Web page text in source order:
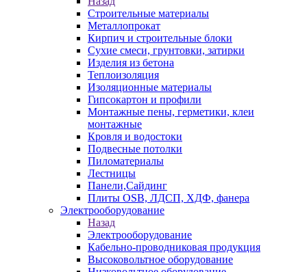
Строительные материалы
Металлопрокат
Кирпич и строительные блоки
Сухие смеси, грунтовки, затирки
Изделия из бетона
Теплоизоляция
Изоляционные материалы
Гипсокартон и профили
Монтажные пены, герметики, клеи
монтажные
Кровля и водостоки
Подвесные потолки
Пиломатериалы
Лестницы
Панели,Сайдинг
Плиты OSB, ЛДСП, ХДФ, фанера
Электрооборудование
Назад
Электрооборудование
Кабельно-проводниковая продукция
Высоковольтное оборудование